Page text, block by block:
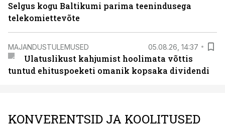
Selgus kogu Baltikumi parima teenindusega
telekomiettevõte
MAJANDUSTULEMUSED 05.08.26, 14:37
Ulatuslikust kahjumist hoolimata võttis
tuntud ehituspoeketi omanik kopsaka dividendi
KONVERENTSID JA KOOLITUSED